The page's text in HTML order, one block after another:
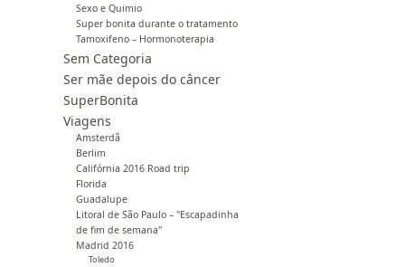
Sexo e Quimio
Super bonita durante o tratamento
Tamoxifeno – Hormonoterapia
Sem Categoria
Ser mãe depois do câncer
SuperBonita
Viagens
Amsterdã
Berlim
Califórnia 2016 Road trip
Florida
Guadalupe
Litoral de São Paulo – "Escapadinha
de fim de semana"
Madrid 2016
Toledo